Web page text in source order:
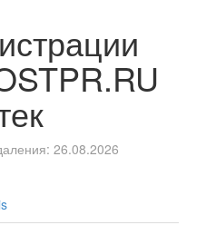
26.08.2026